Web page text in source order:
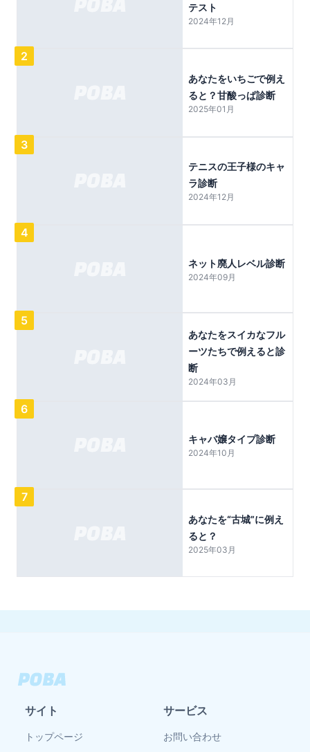
テスト
2024年12月
2
あなたをいちごで例え
ると？甘酸っぱ診断
2025年01月
3
テニスの王子様のキャ
ラ診断
2024年12月
4
ネット廃人レベル診断
2024年09月
5
あなたをスイカなフル
ーツたちで例えると診
断
2024年03月
6
キャバ嬢タイプ診断
2024年10月
7
あなたを“古城”に例え
ると？
2025年03月
サイト
トップページ
サービス
お問い合わせ